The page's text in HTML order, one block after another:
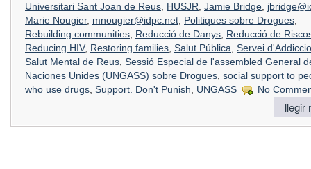
Universitari Sant Joan de Reus, HUSJR, Jamie Bridge,
Marie Nougier, mnougier@idpc.net, Politiques sobre Drogues,
Rebuilding communities, Reducció de Danys, Reducció de
Reducing HIV, Restoring families, Salut Pública, Servei
Salut Mental de Reus, Sessió Especial de l'assembled General
Naciones Unides (UNGASS) sobre Drogues, social support to
who use drugs, Support. Don't Punish, UNGASS No
llegir